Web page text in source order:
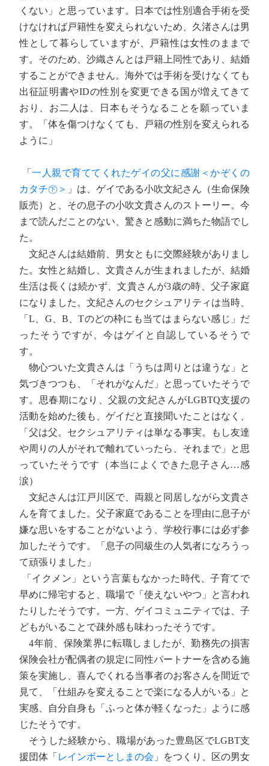
くない」と思っています。日本では性別適合手術を受
けなければ戸籍性を変えられないため、久渚さんは男
性として暮らしていますが、戸籍性は女性のままで
す。そのため、沙織さんとは戸籍上同性であり、結婚
することができません。海外では手術を受けなくても
出征証明書やIDの性別を変更できる国が増えてきて
おり、お二人は、日本もそうなることを願っていま
す。「体を傷つけなくても、戸籍の性別を変えられる
ように」
「一人親で育ててくれたゲイの父に感謝＜かぞくの
カタチ㊦＞ 」は、ゲイである小吹文紀さん（生命保険
販売）と、その息子の小吹文貴さんのストーリー。今
まで読んだことのない、驚きと感動に満ちた物語でし
た。
文紀さんは結婚前、男女ともに交際経験がありまし
た。女性と結婚し、文貴さんが生まれましたが、結婚
生活は長くは続かず、文貴さんが3歳の時、父子家庭
になりました。文紀さんのセクシュアリティは当時、
「L、G、B、Tのどの枠にも当てはまらない感じ」だ
ったそうですが、今はゲイと自認しているそうで
す。
物心ついた文貴さんは「うちは周りとは違うな」と
気づきつつも、「それがなんだ」と思っていたそうで
す。思春期になり、父親の文紀さんがLGBTQ支援の
活動を始めた後も、ゲイだと直接聞いたことはなく、
「父は父。セクシュアリティは単なる事実。もし友達
や周りの人がそれで離れていったら、それまで」と思
っていたそうです（本当によくできた息子さん…感
涙）
文紀さんは江戸川区で、両親と同居しながら文貴さ
んを育てました。父子家庭であることを理由に息子が
嫌な思いをすることがないよう、学校行事には必ず参
加したそうです。「息子の同級生の人気者になろうっ
て頑張りました」
「イクメン」という言葉もなかった時代、子育てで
早めに帰宅すると、職場で「使えないやつ」と言われ
たりしたそうです。一方、ゲイコミュニティでは、子
どもがいることで疎外感も味わったそうです。
4年前、保険業界に転職しましたが、勤務先の損害
保険会社が配偶者の規定に同性パートナーを含める施
策を実施し、喜んでくれる当事者のお客さんを間近で
見て、「仕組みを変えることで楽になる人がいる」と
実感、自分自身も「ふっと体が軽くなった」ように感
じたそうです。
そうした経験から、職場があった豊島区でLGBT支
援団体「 レインボーとしまの会 」をつくり、区の男女